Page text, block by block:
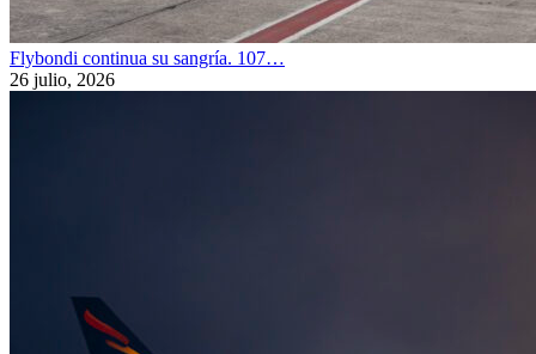
Flybondi continua su sangría. 107…
26 julio, 2026